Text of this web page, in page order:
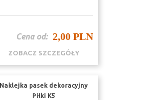
Cena od: 2,00 PLN
ZOBACZ SZCZEGÓŁY
Naklejka pasek dekoracyjny
Piłki K5